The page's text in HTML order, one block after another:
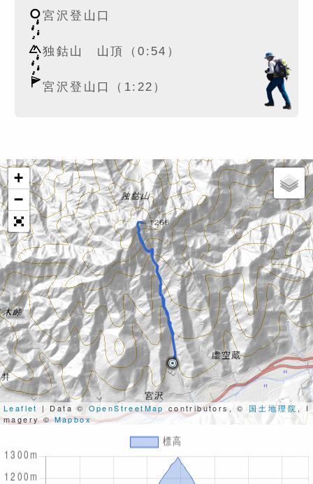
宮沢登山口
独鈷山 山頂（0:54）
宮沢登山口（1:22）
+
−
Leaflet | Data © OpenStreetMap contributors, © 国土地理院 , I
magery ©Mapbox